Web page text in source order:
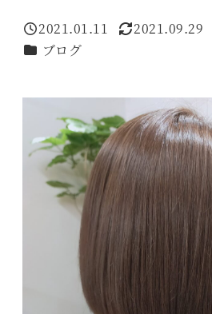
投稿日
2021.01.11
更新日
2021.09.29
カテゴリー
ブログ